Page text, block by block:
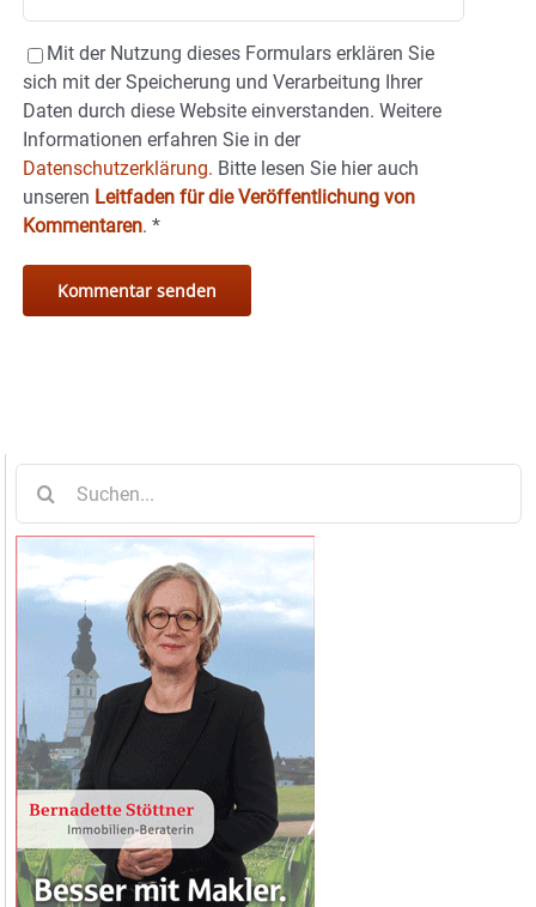
Mit der Nutzung dieses Formulars erklären Sie
sich mit der Speicherung und Verarbeitung Ihrer
Daten durch diese Website einverstanden. Weitere
Informationen erfahren Sie in der
Datenschutzerklärung. Bitte lesen Sie hier auch
unseren Leitfaden für die Veröffentlichung von
Kommentaren. *
nach: